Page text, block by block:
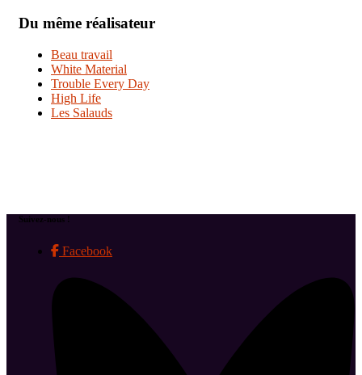
Du même réalisateur
Beau travail
White Material
Trouble Every Day
High Life
Les Salauds
Suivez-nous !
Facebook